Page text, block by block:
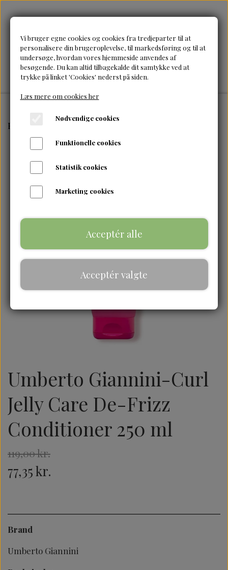
Forside Umberto Giannini
Umberto Giannini-Curl
Jelly Care De-Frizz
Conditioner 250 ml
119,00 kr.
77,35 kr.
Brand
Umberto Giannini
Vi bruger egne cookies og cookies fra tredjeparter til at
personalisere din brugeroplevelse, til markedsføring og til at
undersøge, hvordan vores hjemmeside anvendes af
besøgende. Du kan altid tilbagekalde dit samtykke ved at
trykke på linket 'Cookies' nederst på siden.
Læs mere om cookies her
Nødvendige cookies
Funktionelle cookies
Statistik cookies
Marketing cookies
Acceptér alle
Acceptér valgte